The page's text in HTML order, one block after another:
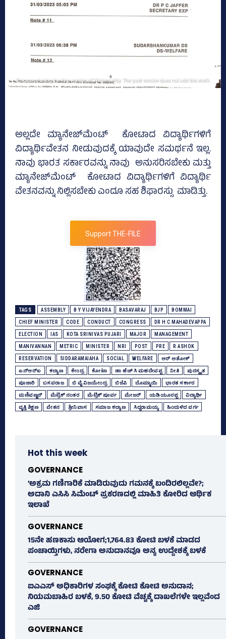
ಅಲ್ಲದೇ ಮ್ಯಾನೇಜ್‌ಮೆಂಟ್‌ ಕೋಟಾದ ವಿದ್ಯಾರ್ಥಿಗಳಿಗೆ
ವಿದ್ಯಾರ್ಥಿವೇತನ ನೀಡುವುದಕ್ಕೆ ಯಾವುದೇ ಸಮರ್ಥನೆ ಇಲ್ಲ.
ನಾವು ಭಾರತ ಸರ್ಕಾರವನ್ನು ನಾವು ಅನುಸರಿಸಬೇಕು ಮತ್ತು
ಮ್ಯಾನೇಜ್‌ಮೆಂಟ್‌ ಕೋಟಾದ ವಿದ್ಯಾರ್ಥಿಗಳಿಗೆ ವಿದ್ಯಾರ್ಥಿ
ವೇತನವನ್ನು ನಿಲ್ಲಿಸಬೇಕು ಎಂದೂ ಸಹ ಶಿಫಾರಸ್ಸು ಮಾಡಿತ್ತು.
Support THE-FILE
TAGS ASSEMBLY B Y VIJAYENDRA BASAVARAJ BJP BOMMAI
CHIEF MINISTER CODE CONDUCT CONGRESS DR H C MAHADEVAPPA
ELECTION IAS KOTA SRINIVAS PUJARI MAJOR MANAGEMENT
MANIVANNAN METRIC MINISTER NRI POST PRE R ASHOK
RESERVATION SIDDARAMAIAHA SOCIAL WELFARE ಆರ್‌ ಅಶೋಕ್‌
ಎನ್‌ಆರ್‍ಐ ಕಲ್ಯಾಣ ಕೇಂದ್ರ ಕೋಟಾ ಡಾ ಹೆಚ್‌ ಸಿ ಮಹದೇವಪ್ಪ ನೀತಿ ಪುರಸ್ಕೃತ
ಪೂಜಾರಿ ಬಸವರಾಜ ಬಿ ವೈ ವಿಜಯೇಂದ್ರ ಬಿಜೆಪಿ ಬೊಮ್ಮಾಯಿ ಭಾರತ ಸರ್ಕಾರ
ಮಣಿವಣ್ಣನ್‌ ಮೆಟ್ರಿಕ್‌ ನಂತರ ಮೆಟ್ರಿಕ್‌ ಪೂರ್ವ ಮೇಜರ್‍‌ ಯಡಿಯೂರಪ್ಪ ವಿದ್ಯಾರ್ಥಿ
ವೃತ್ತಿ ಶಿಕ್ಷಣ ವೇತನ ಶ್ರೀನಿವಾಸ ಸಮಾಜ ಕಲ್ಯಾಣ ಸಿದ್ದರಾಮಯ್ಯ ಹಿಂದುಳಿದ ವರ್ಗ
Hot this week
GOVERNANCE
‘ಅಕ್ರಮ ಗಣಿಗಾರಿಕೆ ಮಾಡಿರುವುದು ಗಮನಕ್ಕೆ ಬಂದಿರಲಿಲ್ಲವೇ?;
ಅದಾನಿ ಎಸಿಸಿ ಸಿಮೆಂಟ್ ಪ್ರಕರಣದಲ್ಲಿ ಮಾಹಿತಿ ಕೋರಿದ ಆರ್ಥಿಕ
ಇಲಾಖೆ
GOVERNANCE
15ನೇ ಹಣಕಾಸು ಆಯೋಗ;1,764.83 ಕೋಟಿ ಬಳಕೆ ಮಾಡದ
ಪಂಚಾಯ್ತಿಗಳು, ನರೇಗಾ ಅನುದಾನವೂ ಅನ್ಯ ಉದ್ದೇಶಕ್ಕೆ ಬಳಕೆ
GOVERNANCE
ಐಎಎಸ್‌ ಅಧಿಕಾರಿಗಳ ಸಂಘಕ್ಕೆ ಕೋಟಿ ಕೋಟಿ ಅನುದಾನ;
ನಿಯಮಬಾಹಿರ ಬಳಕೆ, 9.50 ಕೋಟಿ ವೆಚ್ಚಕ್ಕೆ ದಾಖಲೆಗಳೇ ಇಲ್ಲವೆಂದ
ಎಜಿ
GOVERNANCE